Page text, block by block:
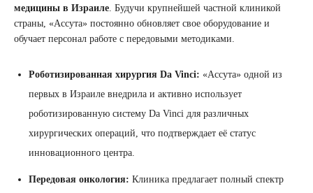
медицины в Израиле. Будучи крупнейшей частной клиникой
страны, «Ассута» постоянно обновляет свое оборудование и
обучает персонал работе с передовыми методиками.
Роботизированная хирургия Da Vinci: «Ассута» одной из
первых в Израиле внедрила и активно использует
роботизированную систему Da Vinci для различных
хирургических операций, что подтверждает её статус
инновационного центра.
Передовая онкология: Клиника предлагает полный спектр